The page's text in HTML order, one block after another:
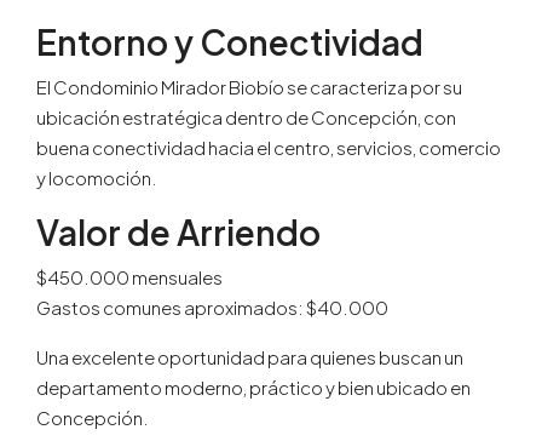
Entorno y Conectividad
El Condominio Mirador Biobío se caracteriza por su
ubicación estratégica dentro de Concepción, con
buena conectividad hacia el centro, servicios, comercio
y locomoción.
Valor de Arriendo
$450.000 mensuales
Gastos comunes aproximados: $40.000
Una excelente oportunidad para quienes buscan un
departamento moderno, práctico y bien ubicado en
Concepción.